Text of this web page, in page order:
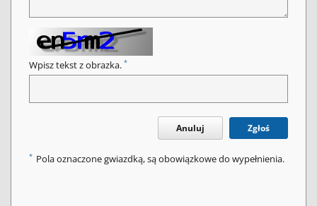
Wpisz tekst z obrazka. *
Anuluj Zgłoś
* Pola oznaczone gwiazdką, są obowiązkowe do wypełnienia.